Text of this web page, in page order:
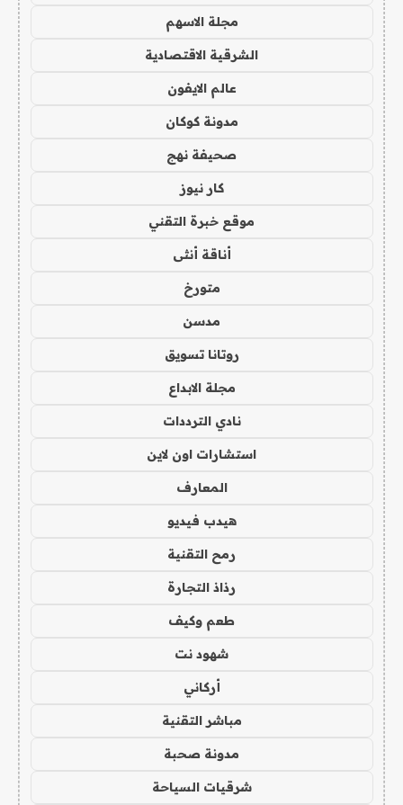
مجلة الاسهم
الشرقية الاقتصادية
عالم الايفون
مدونة كوكان
صحيفة نهج
كار نيوز
موقع خبرة التقني
أناقة أنثى
متورخ
مدسن
روتانا تسويق
مجلة الابداع
نادي الترددات
استشارات اون لاين
المعارف
هيدب فيديو
رمح التقنية
رذاذ التجارة
طعم وكيف
شهود نت
أركاني
مباشر التقنية
مدونة صحبة
شرقيات السياحة